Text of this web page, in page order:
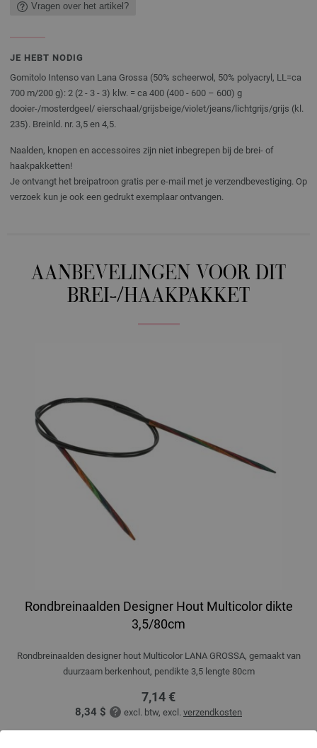
Vragen over het artikel?
JE HEBT NODIG
Gomitolo Intenso van Lana Grossa (50% scheerwol, 50% polyacryl, LL=ca
700 m/200 g): 2 (2 - 3 - 3) klw. = ca 400 (400 - 600 – 600) g
dooier-/mosterdgeel/ eierschaal/grijsbeige/violet/jeans/lichtgrijs/grijs (kl.
235). Breinld. nr. 3,5 en 4,5.
Naalden, knopen en accessoires zijn niet inbegrepen bij de brei- of
haakpakketten!
Je ontvangt het breipatroon gratis per e-mail met je verzendbevestiging. Op
verzoek kun je ook een gedrukt exemplaar ontvangen.
AANBEVELINGEN VOOR DIT
BREI-/HAAKPAKKET
Rondbreinaalden Designer Hout Multicolor dikte
3,5/80cm
Rondbreinaalden designer hout Multicolor LANA GROSSA, gemaakt van
duurzaam berkenhout, pendikte 3,5 lengte 80cm
7,14 €
8,34 $ excl. btw, excl. verzendkosten